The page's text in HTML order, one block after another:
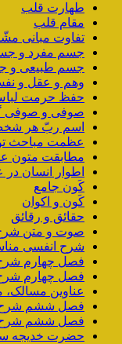
طهارت قلب
مقام قلب
تفاوت مبانی
جسم مفرد و
جسم طبیعی و
وهم و عقل و
حفظ حرمت
صوفی و صوفی
اسم ربّ هر
عظمت مباحث
مطابقت متون
اطوار انسان
کَون جامع
کَون و اکوان
حقائق و رقائق
صوت و متن
شرح انفسی
فصل چهارم
فصل چهارم
عناوین مسالک،
فصل ششم شرح
فصل ششم شرح
حضرت خدیجه